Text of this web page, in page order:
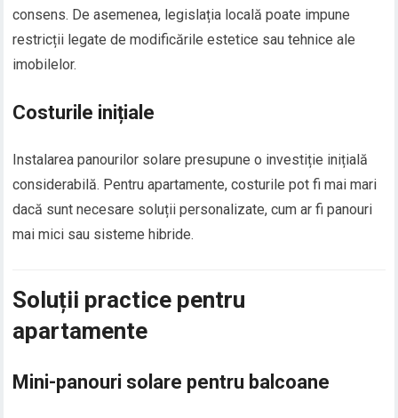
consens. De asemenea, legislația locală poate impune
restricții legate de modificările estetice sau tehnice ale
imobilelor.
Costurile inițiale
Instalarea panourilor solare presupune o investiție inițială
considerabilă. Pentru apartamente, costurile pot fi mai mari
dacă sunt necesare soluții personalizate, cum ar fi panouri
mai mici sau sisteme hibride.
Soluții practice pentru
apartamente
Mini-panouri solare pentru balcoane